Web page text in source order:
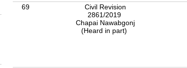
69
Civil Revision
2861/2019
Chapai Nawabgonj
(Heard in part)